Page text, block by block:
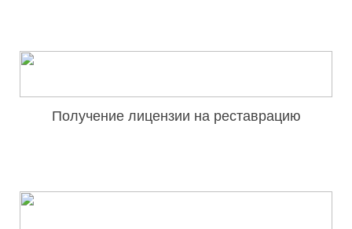
Получение лицензии на реставрацию